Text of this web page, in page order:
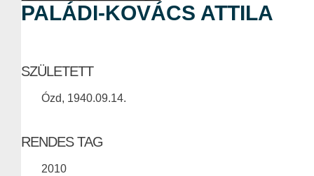
PALÁDI-KOVÁCS ATTILA
SZÜLETETT
Ózd, 1940.09.14.
RENDES TAG
2010